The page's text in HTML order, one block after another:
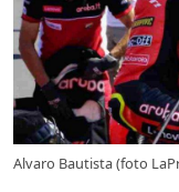
Alvaro Bautista (foto